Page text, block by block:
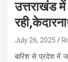
उत्तराखंड
July 26, 2025
बारिश से प्रदेश में